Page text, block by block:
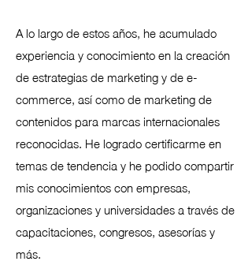
A lo largo de estos años, he acumulado
experiencia y conocimiento en la creación
de estrategias de marketing y de e-
commerce, así como de marketing de
contenidos para marcas internacionales
reconocidas. He logrado certificarme en
temas de tendencia y he podido compartir
mis conocimientos con empresas,
organizaciones y universidades a través de
capacitaciones, congresos, asesorías y
más.